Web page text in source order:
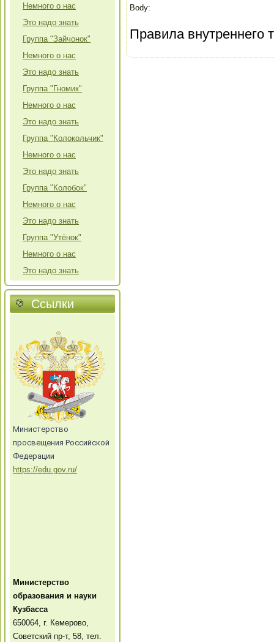
Немного о нас
Это надо знать
Группа "Зайчонок"
Немного о нас
Это надо знать
Группа "Гномик"
Немного о нас
Это надо знать
Группа "Колокольчик"
Немного о нас
Это надо знать
Группа "Колобок"
Немного о нас
Это надо знать
Группа "Утёнок"
Немного о нас
Это надо знать
Ссылки
Министерство
просвещения Российской
Федерации
https://edu.gov.ru/
Министерство
образования и науки
Кузбасса
650064, г. Кемерово,
Советский пр-т, 58, тел.
Body:
Правила внутреннего